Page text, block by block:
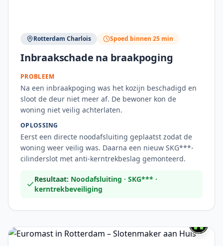
Rotterdam Charlois Spoed binnen 25 min
Inbraakschade na braakpoging
PROBLEEM
Na een inbraakpoging was het kozijn beschadigd en
sloot de deur niet meer af. De bewoner kon de
woning niet veilig achterlaten.
OPLOSSING
Eerst een directe noodafsluiting geplaatst zodat de
woning weer veilig was. Daarna een nieuw SKG***-
cilinderslot met anti-kerntrekbeslag gemonteerd.
Resultaat: Noodafsluiting · SKG*** ·
kerntrekbeveiliging